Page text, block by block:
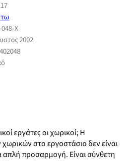
Χ
2002
402048
εργάτες οι χωρικοί; Η
στο εργοστάσιο δεν είναι
απλή προσαρμογή. Είναι σύνθετη